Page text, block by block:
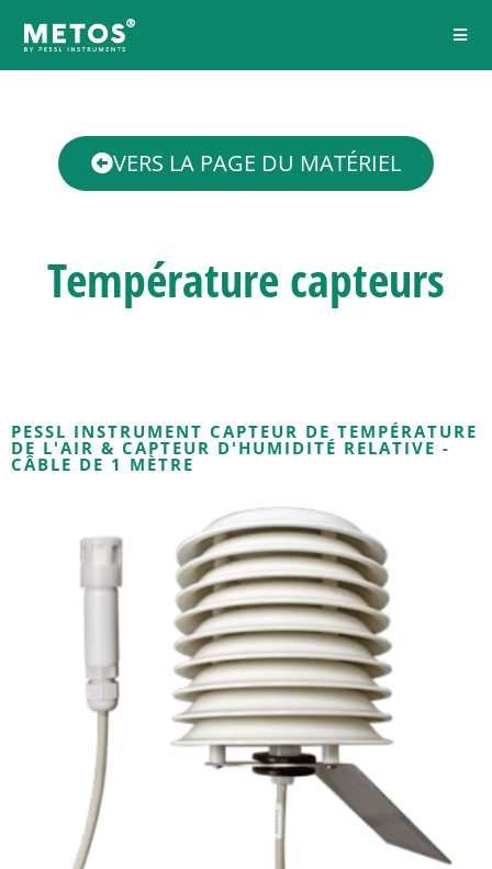
VERS LA PAGE DU MATÉRIEL
Température capteurs
PESSL INSTRUMENT CAPTEUR DE TEMPÉRATURE
DE L'AIR & CAPTEUR D'HUMIDITÉ RELATIVE -
CÂBLE DE 1 MÈTRE